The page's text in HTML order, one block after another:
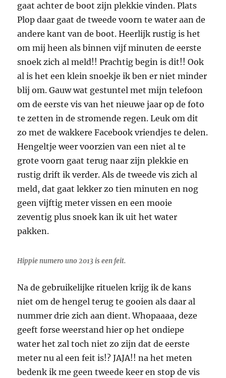
gaat achter de boot zijn plekkie vinden. Plats
Plop daar gaat de tweede voorn te water aan de
andere kant van de boot. Heerlijk rustig is het
om mij heen als binnen vijf minuten de eerste
snoek zich al meld!! Prachtig begin is dit!! Ook
al is het een klein snoekje ik ben er niet minder
blij om. Gauw wat gestuntel met mijn telefoon
om de eerste vis van het nieuwe jaar op de foto
te zetten in de stromende regen. Leuk om dit
zo met de wakkere Facebook vriendjes te delen.
Hengeltje weer voorzien van een niet al te
grote voorn gaat terug naar zijn plekkie en
rustig drift ik verder. Als de tweede vis zich al
meld, dat gaat lekker zo tien minuten en nog
geen vijftig meter vissen en een mooie
zeventig plus snoek kan ik uit het water
pakken.
Hippie numero uno 2013 is een feit.
Na de gebruikelijke rituelen krijg ik de kans
niet om de hengel terug te gooien als daar al
nummer drie zich aan dient. Whopaaaa, deze
geeft forse weerstand hier op het ondiepe
water het zal toch niet zo zijn dat de eerste
meter nu al een feit is!? JAJA!! na het meten
bedenk ik me geen tweede keer en stop de vis